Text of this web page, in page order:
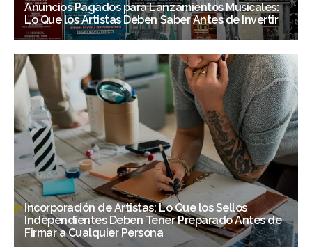
Anuncios Pagados para Lanzamientos Musicales:
Lo Que los Artistas Deben Saber Antes de Invertir
Incorporación de Artistas: Lo Que los Sellos
Independientes Deben Tener Preparado Antes de
Firmar a Cualquier Persona